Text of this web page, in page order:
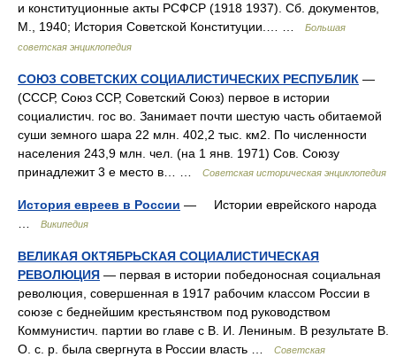
и конституционные акты РСФСР (1918 1937). Сб. документов,
М., 1940; История Советской Конституции.… …
Большая
советская энциклопедия
СОЮЗ СОВЕТСКИХ СОЦИАЛИСТИЧЕСКИХ РЕСПУБЛИК —
(СССР, Союз ССР, Советский Союз) первое в истории
социалистич. гос во. Занимает почти шестую часть обитаемой
суши земного шара 22 млн. 402,2 тыс. км2. По численности
населения 243,9 млн. чел. (на 1 янв. 1971) Сов. Союзу
принадлежит 3 е место в… …
Советская историческая энциклопедия
История евреев в России — Истории еврейского народа
Википедия
ВЕЛИКАЯ ОКТЯБРЬСКАЯ СОЦИАЛИСТИЧЕСКАЯ
РЕВОЛЮЦИЯ — первая в истории победоносная социальная
революция, совершенная в 1917 рабочим классом России в
союзе с беднейшим крестьянством под руководством
Коммунистич. партии во главе с В. И. Лениным. В результате В.
О. с. р. была свергнута в России власть …
Советская